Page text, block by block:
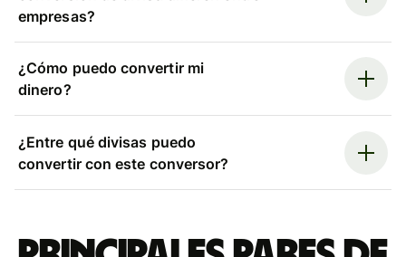
empresas?
¿Cómo puedo convertir mi
dinero?
¿Entre qué divisas puedo
convertir con este conversor?